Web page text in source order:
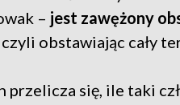
– jest zawężony
obstawiając cały
przelicza się, ile taki